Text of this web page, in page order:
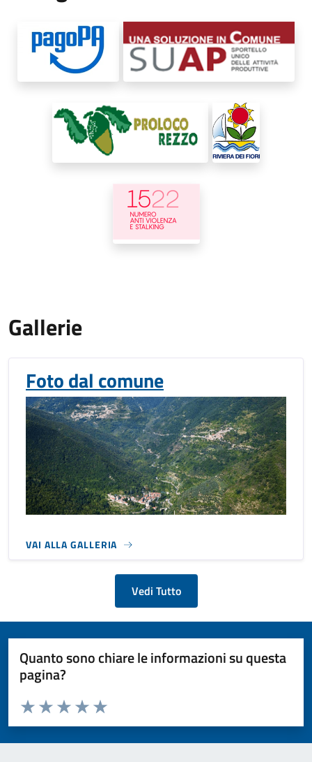
Gallerie
Foto dal comune
VAI ALLA GALLERIA
Vedi Tutto
Quanto sono chiare le informazioni su questa
pagina?
Valuta da 1 a 5 stelle la pagina
Valuta 5 stelle su 5
Valuta 4 stelle su 5
Valuta 3 stelle su 5
Valuta 2 stelle su 5
Valuta 1 stelle su 5